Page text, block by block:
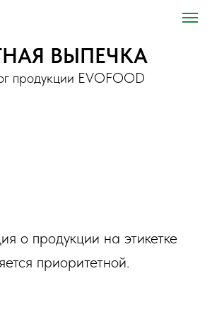
ВЫПЕЧКА
продукции EVOFOOD
о продукции на этикетке
приоритетной.